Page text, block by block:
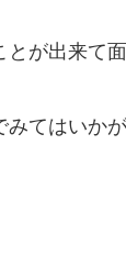
が出来て面
てはいか